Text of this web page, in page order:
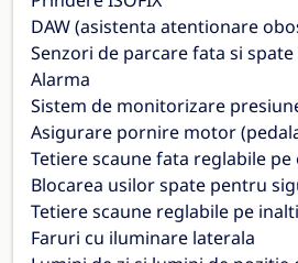
DAW (asistenta atentionare
Senzori de parcare fata si spate
Alarma
Sistem de monitorizare
Asigurare pornire motor
Tetiere scaune fata reglabile
Blocarea usilor spate pentru
Tetiere scaune reglabile pe
Faruri cu iluminare laterala